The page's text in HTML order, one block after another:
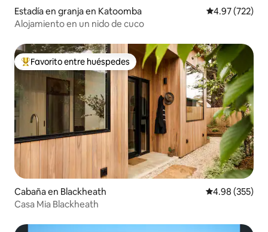
Estadía en granja en Katoomba Calificación
4.97 (722)
Alojamiento en un nido de cuco
Favorito entre huéspedes preferido
Favorito entre huéspedes
Cabaña en Blackheath Calificación
4.98 (355)
Casa Mia Blackheath